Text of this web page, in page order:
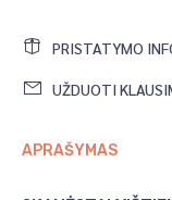
PRISTATYMO
UŽDUOTI
APRAŠYMAS